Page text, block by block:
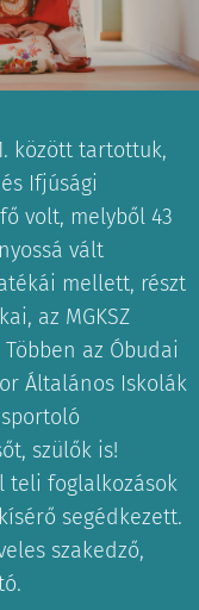
között tartottuk,
Ifjúsági
volt, melyből 43
vált
mellett, részt
az MGKSZ
az Óbudai
Általános Iskolák
szülők is!
teli foglalkozások
segédkezett.
szakedző,